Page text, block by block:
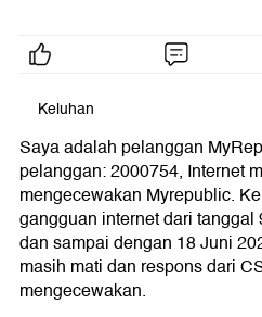
Keluhan
Saya adalah pelanggan
pelanggan: 2000754, Internet
mengecewakan Myrepublic.
gangguan internet dari
dan sampai dengan 18 Juni
masih mati dan respons dari
mengecewakan.